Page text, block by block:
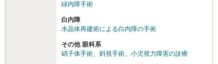
緑内障手術
白内障
水晶体再建術による白内障の手術
その他 眼科系
硝子体手術、 斜視手術、 小児視力障害の診療